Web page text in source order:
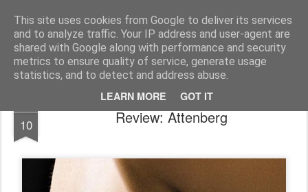
This site uses cookies from Google to deliver its services
and to analyze traffic. Your IP address and user-agent are
shared with Google along with performance and security
metrics to ensure quality of service, generate usage
statistics, and to detect and address abuse.
LEARN MORE GOT IT
FilmBoy
10 Review: Attenberg